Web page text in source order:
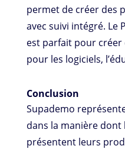
permet de créer des
avec suivi intégré. Le
est parfait pour
pour les logiciels,
Conclusion
Supademo
dans la manière dont
présentent leurs